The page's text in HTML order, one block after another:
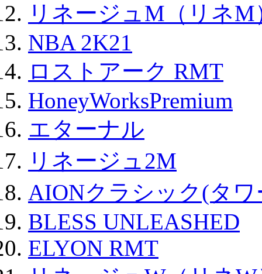
リネージュM（リネM
NBA 2K21
ロストアーク RMT
HoneyWorksPremium
エターナル
リネージュ2M
AIONクラシック(タ
BLESS UNLEASHED
ELYON RMT